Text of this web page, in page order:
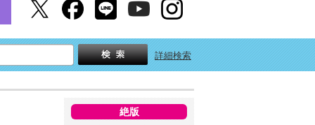
詳細検索
絶版